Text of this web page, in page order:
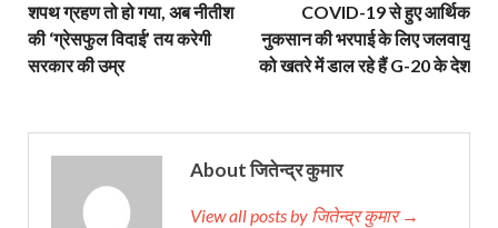
शपथ ग्रहण तो हो गया, अब नीतीश
की ‘ग्रेसफुल विदाई’ तय करेगी
सरकार की उम्र
COVID-19 से हुए आर्थिक
नुकसान की भरपाई के लिए जलवायु
को खतरे में डाल रहे हैं G-20 के देश
About जितेन्द्र कुमार
View all posts by जितेन्द्र कुमार →